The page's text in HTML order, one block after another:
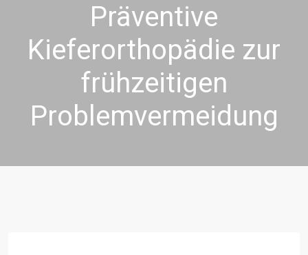
Präventive
Kieferorthopädie zur
frühzeitigen
Problemvermeidung